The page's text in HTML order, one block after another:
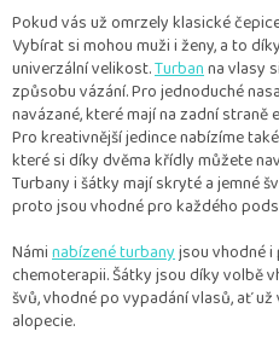
i
s
u
Pokud vás už omrzely klasické
Vybírat si mohou muži i ženy, a to
univerzální velikost.Turbanna vlasy
způsobu vázání. Pro jednoduché
navázané, které mají na zadní straně
Pro kreativnější jedince nabízíme
které si díky dvěma křídly můžete
Turbany i šátky mají skryté a jemné
proto jsou vhodné pro každého
Náminabízené turbanyjsou vhodné
chemoterapii. Šátky jsou díky volbě
švů, vhodné po vypadání vlasů, ať
alopecie.